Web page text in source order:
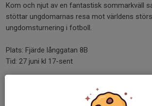
Kom och njut av en fantastisk sommarkväll
stöttar ungdomarnas resa mot världens
ungdomsturnering i fotboll.
Plats: Fjärde långgatan 8B
Tid: 27 juni kl 17-sent